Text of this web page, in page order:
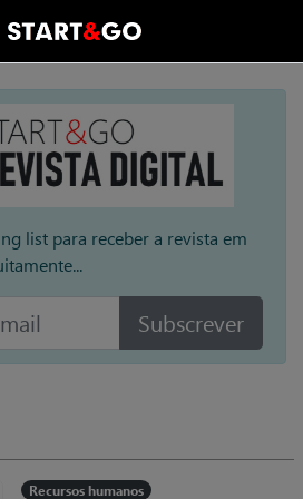
list para receber a revista em
Subscrever
Recursos humanos